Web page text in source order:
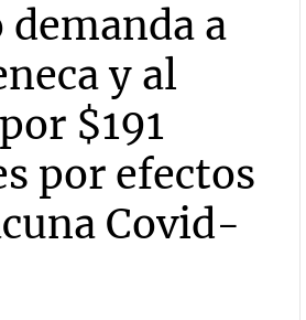
demanda a
y al
$191
por efectos
Covid-